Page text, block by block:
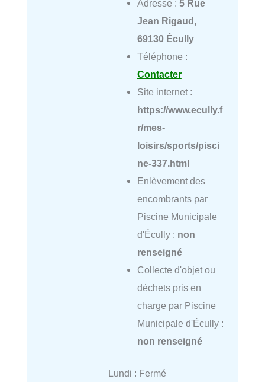
Adresse : 5 Rue
Jean Rigaud,
69130 Écully
Téléphone :
Contacter
Site internet :
https://www.ecully.f
r/mes-
loisirs/sports/pisci
ne-337.html
Enlèvement des
encombrants par
Piscine Municipale
d'Écully : non
renseigné
Collecte d'objet ou
déchets pris en
charge par Piscine
Municipale d'Écully :
non renseigné
Lundi : Fermé